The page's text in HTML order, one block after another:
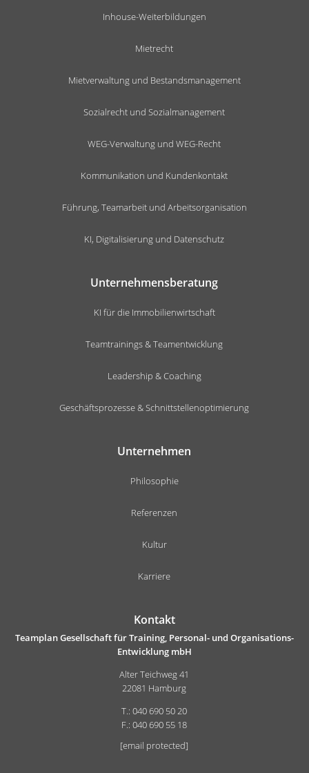
Inhouse-Weiterbildungen
Mietrecht
Mietverwaltung und Bestandsmanagement
Sozialrecht und Sozialmanagement
WEG-Verwaltung und WEG-Recht
Kommunikation und Kundenkontakt
Führung, Teamarbeit und Arbeitsorganisation
KI, Digitalisierung und Datenschutz
Unternehmensberatung
KI für die Immobilienwirtschaft
Teamtrainings & Teamentwicklung
Leadership & Coaching
Geschäftsprozesse & Schnittstellenoptimierung
Unternehmen
Philosophie
Referenzen
Kultur
Karriere
Kontakt
Teamplan Gesellschaft für Training, Personal- und Organisations-
Entwicklung mbH
Alter Teichweg 41
22081 Hamburg
T.: 040 690 50 20
F.: 040 690 55 18
[email protected]